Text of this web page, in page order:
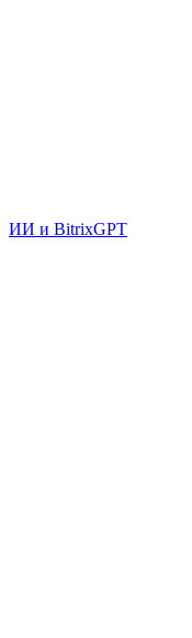
ИИ и BitrixGPT